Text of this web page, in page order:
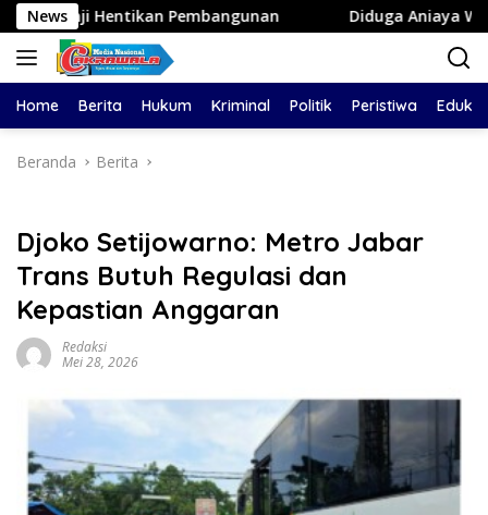
Langsung
ke
konten
News
Pembangunan Diduga Aniaya Wanita di Depan
Home Berita Hukum Kriminal Politik Peristiwa
Beranda Berita
Djoko Setijowarno: Metro Jabar
Trans Butuh Regulasi dan
Kepastian Anggaran
Redaksi
Mei 28, 2026